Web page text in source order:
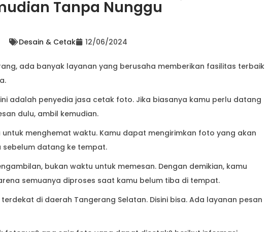
Tanpa Nunggu
Desain & Cetak 12/06/2024
ada banyak layanan yang berusaha memberikan fasilitas terbaik
adalah penyedia jasa cetak foto. Jika biasanya kamu perlu datang
dulu, ambil kemudian.
untuk menghemat waktu. Kamu dapat mengirimkan foto yang akan
datang ke tempat.
bukan waktu untuk memesan. Dengan demikian, kamu
semuanya diproses saat kamu belum tiba di tempat.
di daerah Tangerang Selatan. Disini bisa. Ada layanan pesan